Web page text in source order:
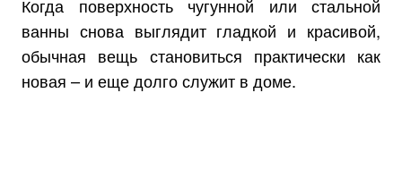
Когда поверхность чугунной или стальной
ванны снова выглядит гладкой и красивой,
обычная вещь становиться практически как
новая – и еще долго служит в доме.